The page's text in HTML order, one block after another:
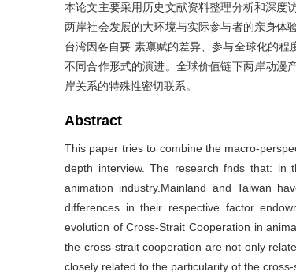
本论文主要采用历史文献资料整理分析和深度
两岸社会发展的大环境与实际参与者的亲身体
台湾因各自要 素禀赋的差异、参与全球化的
不同合作形式的演进。全球价值链下两岸动漫
岸关系的特殊性密切联系。
Abstract
This paper tries to combine the macro-
depth interview. The research fnds that: in
animation industry.Mainland and Taiwan
differences in their respective factor
evolution of Cross-Strait Cooperation in
the cross-strait cooperation are not only
closely related to the particularity of the cross-